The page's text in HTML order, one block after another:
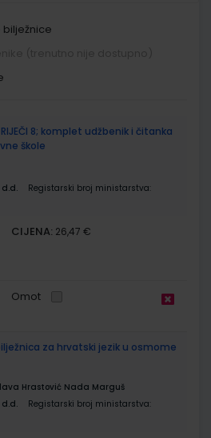
RIJEČI 8; komplet udžbenik i čitanka
škole
d.d.
Registarski broj ministarstva:
CIJENA: 26,47 €
Omot
bilježnica za hrvatski jezik u osmome
Hrastović Nada Marguš
d.d.
Registarski broj ministarstva: